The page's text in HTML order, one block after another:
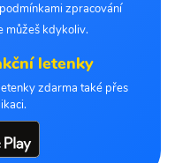
zpracování
můžeš kdykoliv.
letenky
zdarma také přes